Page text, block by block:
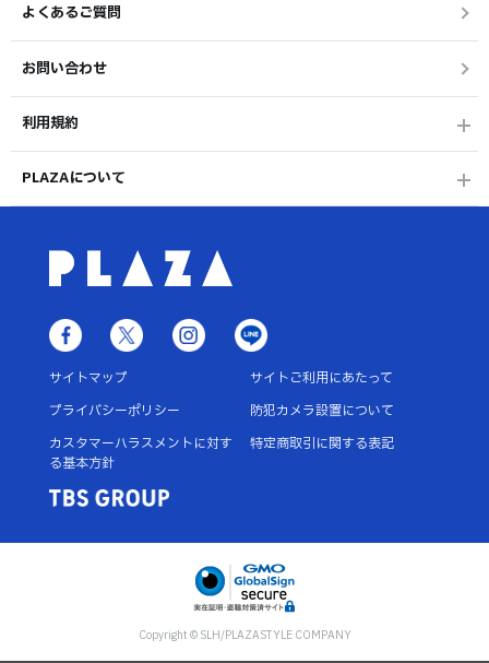
よくあるご質問
お問い合わせ
利用規約
PLAZAについて
サイトマップ
サイトご利用にあたって
プライバシーポリシー
防犯カメラ設置について
カスタマーハラスメントに対す
る基本方針
特定商取引に関する表記
Copyright © SLH/PLAZASTYLE COMPANY